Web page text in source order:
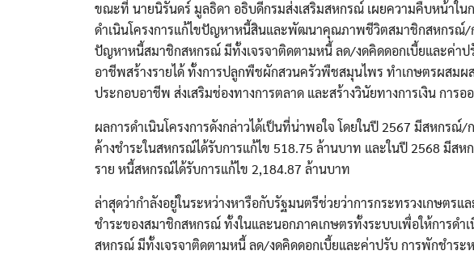
for:
ขณะที่ นายนิรันดร์ มูลธิดา อธิบดีกรมส่งเสริมสหกรณ์ เผยความคืบหน้าใ
ดำเนินโครงการแก้ไขปัญหาหนี้สินและพัฒนาคุณภาพชีวิตสมาชิกสหกรณ์/
ปัญหาหนี้สมาชิกสหกรณ์ มีทั้งเจรจาติดตามหนี้ ลด/งดคิดดอกเบี้ยและค่าป
อาชีพสร้างรายได้ ทั้งการปลูกพืชผักสวนครัวพืชสมุนไพร ทำเกษตรผสมผ
ประกอบอาชีพ ส่งเสริมช่องทางการตลาด และสร้างวินัยทางการเงิน การอ
ผลการดำเนินโครงการดังกล่าวได้เป็นที่น่าพอใจ โดยในปี 2567 มีสหกรณ์
ค้างชำระในสหกรณ์ได้รับการแก้ไข 518.75 ล้านบาท และในปี 2568 มีส
ราย หนี้สหกรณ์ได้รับการแก้ไข 2,184.87 ล้านบาท
ล่าสุดว่ากำลังอยู่ในระหว่างหารือกับรัฐมนตรีช่วยว่าการกระทรวงเกษตร
ชำระของสมาชิกสหกรณ์ ทั้งในและนอกภาคเกษตรทั้งระบบเพื่อให้การดำ
สหกรณ์ มีทั้งเจรจาติดตามหนี้ ลด/งดคิดดอกเบี้ยและค่าปรับ การพักชำระ